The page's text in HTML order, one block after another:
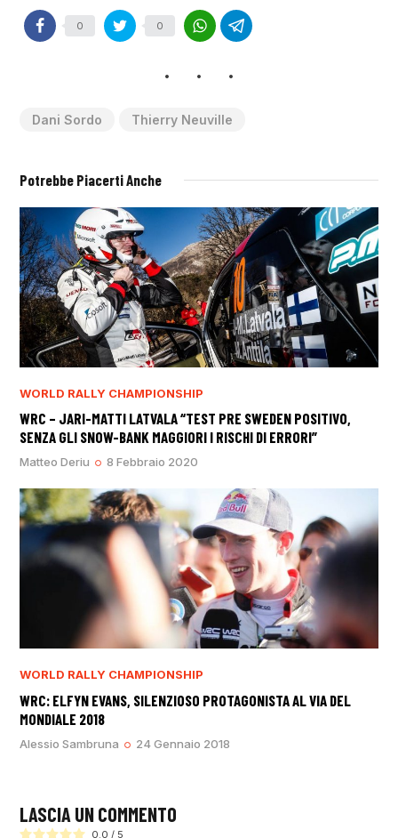
0 0
Dani Sordo Thierry Neuville
Potrebbe Piacerti Anche
WORLD RALLY CHAMPIONSHIP
WRC – JARI-MATTI LATVALA “TEST PRE SWEDEN POSITIVO,
SENZA GLI SNOW-BANK MAGGIORI I RISCHI DI ERRORI”
Matteo Deriu 8 Febbraio 2020
WORLD RALLY CHAMPIONSHIP
WRC: ELFYN EVANS, SILENZIOSO PROTAGONISTA AL VIA DEL
MONDIALE 2018
Alessio Sambruna 24 Gennaio 2018
LASCIA UN COMMENTO
0.0 / 5